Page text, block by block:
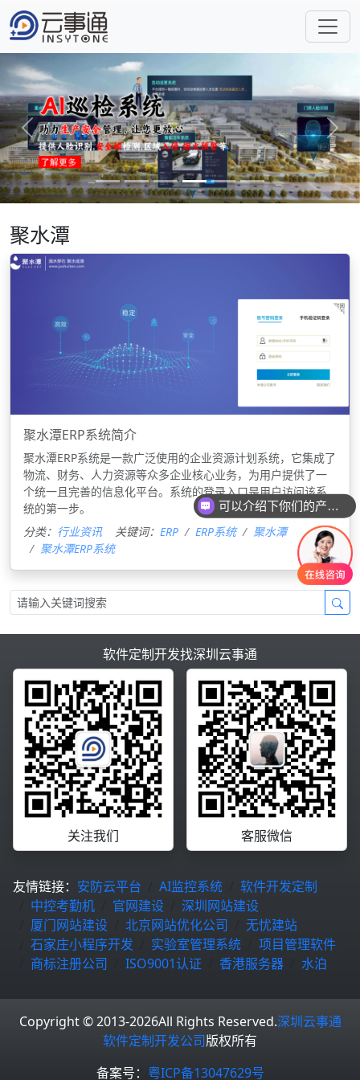
Previous Next
聚水潭
聚水潭ERP系统简介
聚水潭ERP系统是一款广泛使用的企业资源计划系统，它集成了
物流、财务、人力资源等众多企业核心业务，为用户提供了一
个统一且完善的信息化平台。系统的登录入口是用户访问该系
统的第一步。
分类： 行业资讯 关键词： ERP ERP系统
聚水潭
聚水潭ERP系统
软件定制开发找深圳云事通
关注我们 客服微信
友情链接： 安防云平台 AI监控系统
软件开发定制
中控考勤机
官网建设
深圳网站建设
厦门网站建设
北京网站优化公司
无忧建站
石家庄小程序开发
实验室管理系统
项目管理软件
商标注册公司
ISO9001认证 香港服务器 水泊
Copyright © 2013-2026All Rights Reserved.深圳云事通
软件定制开发公司版权所有
备案号： 粤ICP备13047629号
可以介绍下你们的产品么